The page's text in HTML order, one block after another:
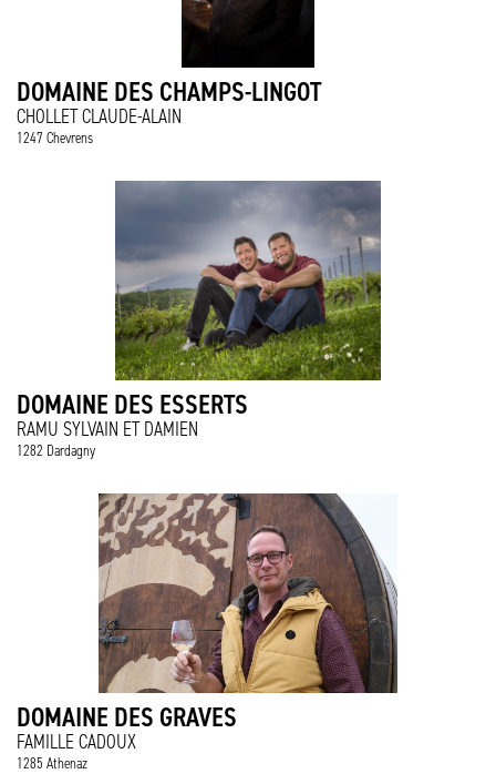
DOMAINE DES CHAMPS-LINGOT
CHOLLET CLAUDE-ALAIN
1247 Chevrens
DOMAINE DES ESSERTS
RAMU SYLVAIN ET DAMIEN
1282 Dardagny
DOMAINE DES GRAVES
FAMILLE CADOUX
1285 Athenaz